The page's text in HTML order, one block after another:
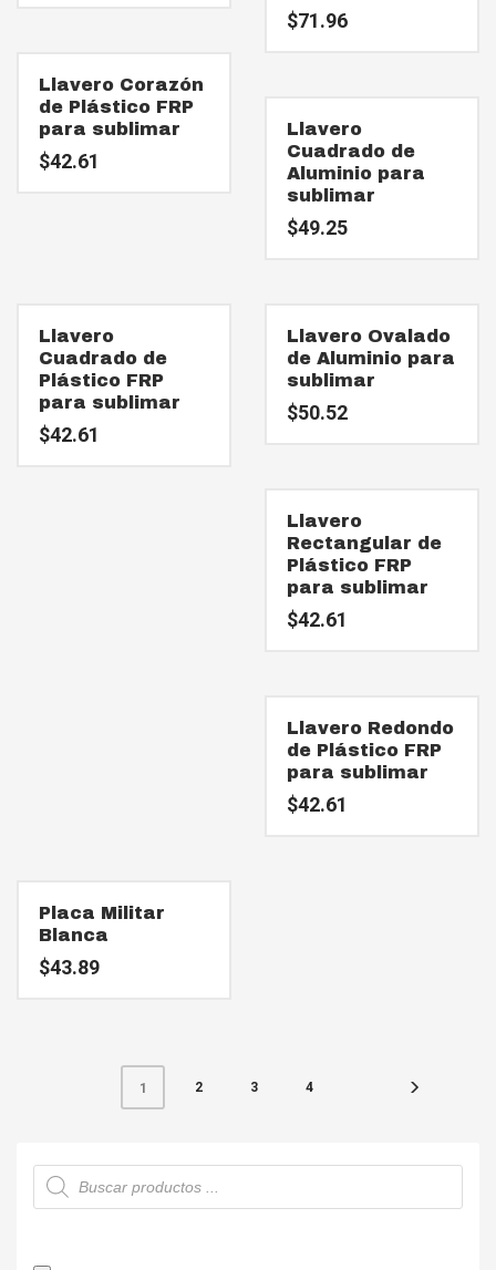
$71.96
Llavero Corazón
de Plástico FRP
para sublimar
$42.61
Llavero
Cuadrado de
Aluminio para
sublimar
$49.25
Llavero
Cuadrado de
Plástico FRP
para sublimar
$42.61
Llavero Ovalado
de Aluminio para
sublimar
$50.52
Llavero
Rectangular de
Plástico FRP
para sublimar
$42.61
Llavero Redondo
de Plástico FRP
para sublimar
$42.61
Placa Militar
Blanca
$43.89
1 2 3 4
Búsqueda
de
productos